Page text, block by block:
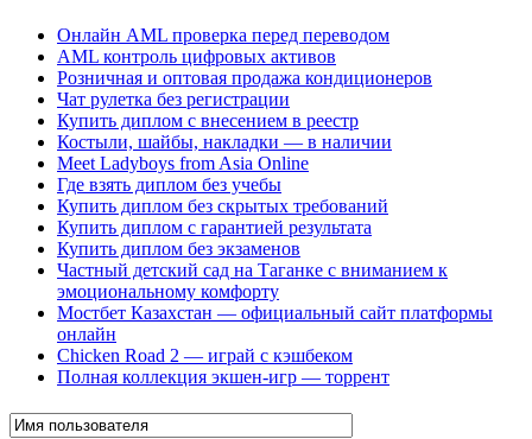
Онлайн AML проверка перед переводом
AML контроль цифровых активов
Розничная и оптовая продажа кондиционеров
Чат рулетка без регистрации
Купить диплом с внесением в реестр
Костыли, шайбы, накладки — в наличии
Meet Ladyboys from Asia Online
Где взять диплом без учебы
Купить диплом без скрытых требований
Купить диплом с гарантией результата
Купить диплом без экзаменов
Частный детский сад на Таганке с вниманием к
эмоциональному комфорту
Мостбет Казахстан — официальный сайт платформы
онлайн
Chicken Road 2 — играй с кэшбеком
Полная коллекция экшен-игр — торрент